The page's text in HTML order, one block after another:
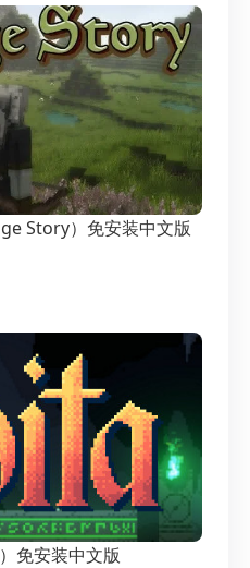
Story）免安装中文版
免安装中文版